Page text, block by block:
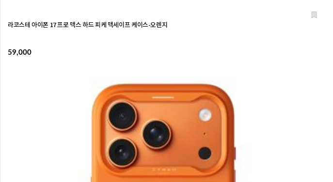
라코스테 아이폰 17 프로 맥스 하드 피케 맥세이프 케이스-오렌지
59,000